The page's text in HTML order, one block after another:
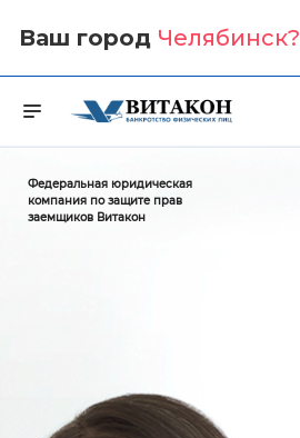
Ваш город Челябинск?
Федеральная юридическая
компания по защите прав
заемщиков Витакон